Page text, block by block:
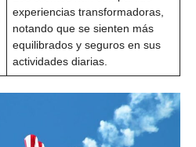
experiencias transformadoras,
notando que se sienten más
equilibrados y seguros en sus
actividades diarias.